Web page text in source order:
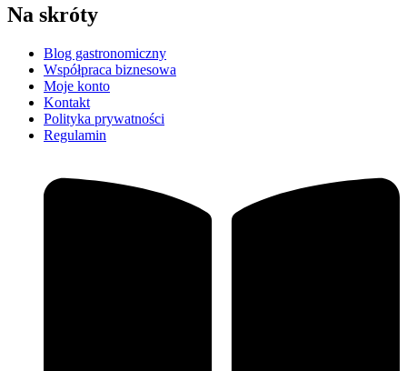
Na skróty
Blog gastronomiczny
Współpraca biznesowa
Moje konto
Kontakt
Polityka prywatności
Regulamin